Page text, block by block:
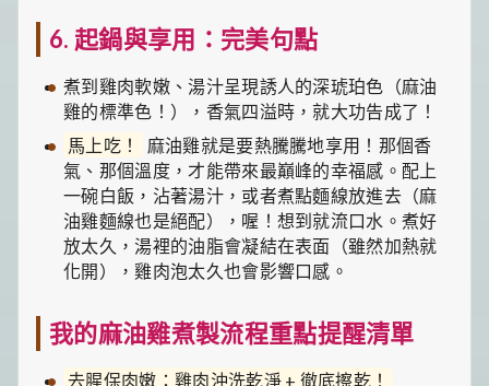
6. 起鍋與享用：完美句點
煮到雞肉軟嫩、湯汁呈現誘人的深琥珀色（麻油
雞的標準色！），香氣四溢時，就大功告成了！
馬上吃！
麻油雞就是要熱騰騰地享用！那個香
氣、那個溫度，才能帶來最巔峰的幸福感。配上
一碗白飯，沾著湯汁，或者煮點麵線放進去（麻
油雞麵線也是絕配），喔！想到就流口水。煮好
放太久，湯裡的油脂會凝結在表面（雖然加熱就
化開），雞肉泡太久也會影響口感。
我的麻油雞煮製流程重點提醒清單
去腥保肉嫩：雞肉沖洗乾淨 + 徹底擦乾！